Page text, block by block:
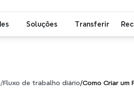
/Fluxo de trabalho diário/Como Criar um
Soluções Transferir